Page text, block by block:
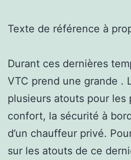
Texte de référence à
Durant ces dernières
VTC prend une grande .
plusieurs atouts pour les
confort, la sécurité à
d’un chauffeur privé.
sur les atouts de ce